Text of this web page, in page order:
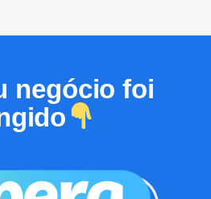
negócio foi